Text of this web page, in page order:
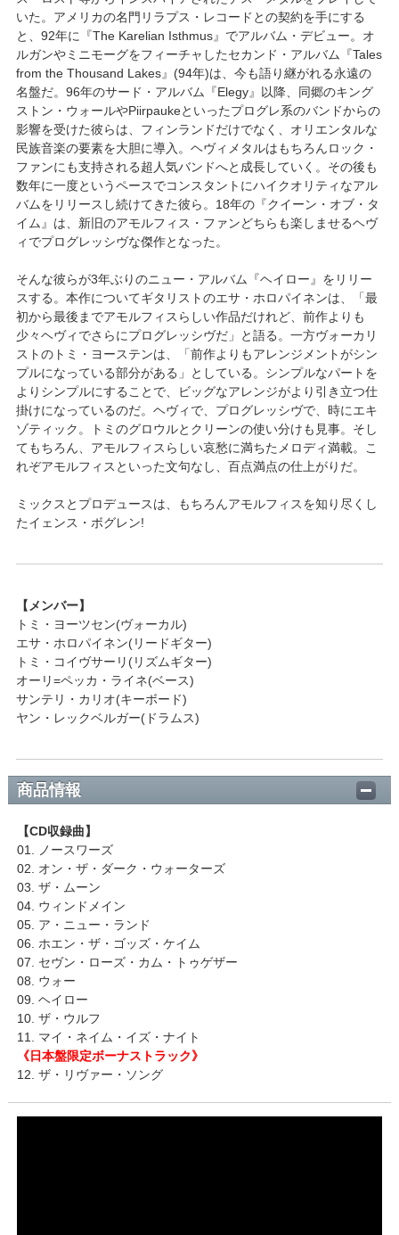
いた。アメリカの名門リラプス・レコードとの契約を手にする
と、92年に『The Karelian Isthmus』でアルバム・デビュー。オ
ルガンやミニモーグをフィーチャしたセカンド・アルバム『Tales
from the Thousand Lakes』(94年)は、今も語り継がれる永遠の
名盤だ。96年のサード・アルバム『Elegy』以降、同郷のキング
ストン・ウォールやPiirpaukeといったプログレ系のバンドからの
影響を受けた彼らは、フィンランドだけでなく、オリエンタルな
民族音楽の要素を大胆に導入。ヘヴィメタルはもちろんロック・
ファンにも支持される超人気バンドへと成長していく。その後も
数年に一度というペースでコンスタントにハイクオリティなアル
バムをリリースし続けてきた彼ら。18年の『クイーン・オブ・タ
イム』は、新旧のアモルフィス・ファンどちらも楽しませるヘヴ
ィでプログレッシヴな傑作となった。
そんな彼らが3年ぶりのニュー・アルバム『ヘイロー』をリリー
スする。本作についてギタリストのエサ・ホロパイネンは、「最
初から最後までアモルフィスらしい作品だけれど、前作よりも
少々ヘヴィでさらにプログレッシヴだ」と語る。一方ヴォーカリ
ストのトミ・ヨーステンは、「前作よりもアレンジメントがシン
プルになっている部分がある」としている。シンプルなパートを
よりシンプルにすることで、ビッグなアレンジがより引き立つ仕
掛けになっているのだ。ヘヴィで、プログレッシヴで、時にエキ
ゾティック。トミのグロウルとクリーンの使い分けも見事。そし
てもちろん、アモルフィスらしい哀愁に満ちたメロディ満載。こ
れぞアモルフィスといった文句なし、百点満点の仕上がりだ。
ミックスとプロデュースは、もちろんアモルフィスを知り尽くし
たイェンス・ボグレン!
【メンバー】
トミ・ヨーツセン(ヴォーカル)
エサ・ホロパイネン(リードギター)
トミ・コイヴサーリ(リズムギター)
オーリ=ペッカ・ライネ(ベース)
サンテリ・カリオ(キーボード)
ヤン・レックベルガー(ドラムス)
商品情報
【CD収録曲】
01. ノースワーズ
02. オン・ザ・ダーク・ウォーターズ
03. ザ・ムーン
04. ウィンドメイン
05. ア・ニュー・ランド
06. ホエン・ザ・ゴッズ・ケイム
07. セヴン・ローズ・カム・トゥゲザー
08. ウォー
09. ヘイロー
10. ザ・ウルフ
11. マイ・ネイム・イズ・ナイト
《日本盤限定ボーナストラック》
12. ザ・リヴァー・ソング